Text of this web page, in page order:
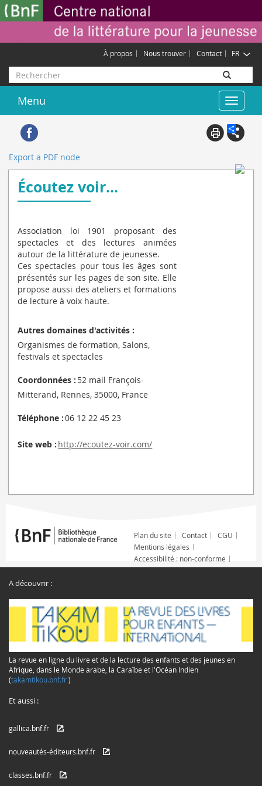
Aller
au
principal
FR
À propos Nous trouver Contact
Rechercher
Toggle
Menu
Export a PDF node
Écoutez voir...
Association loi 1901 proposant des
spectacles et des lectures animées
autour de la littérature de jeunesse.
Ces spectacles pour tous les âges sont
présentés sur les pages de son site. Elle
propose aussi des ateliers et formations
de lecture à voix haute.
Autres domaines d'activités :
Organismes de formation, Salons,
festivals et spectacles
Coordonnées : 52 mail François-
Mitterand, Rennes, 35000, France
Téléphone :06 12 22 45 23
Site web : http://ecoutez-voir.com/
Plan du site Contact
CGU
Mentions légales
Accessibilité : non-conforme
A découvrir :
La revue en ligne du livre et de la lecture des enfants et des jeunes en
Afrique, dans le Monde arabe, la Caraïbe et l'Océan Indien
(takamtikou.bnf.fr)
Et aussi :
gallica.bnf.fr
nouveautés-éditeurs.bnf.fr
classes.bnf.fr
Gestion des cookies